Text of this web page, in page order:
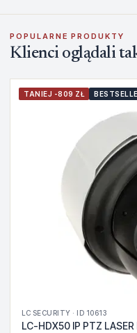
POPULARNE PRODUKTY
Klienci oglądali
TANIEJ -809 ZŁ
LC SECURITY · ID 10613
LC-HDX50 IP PTZ LASER